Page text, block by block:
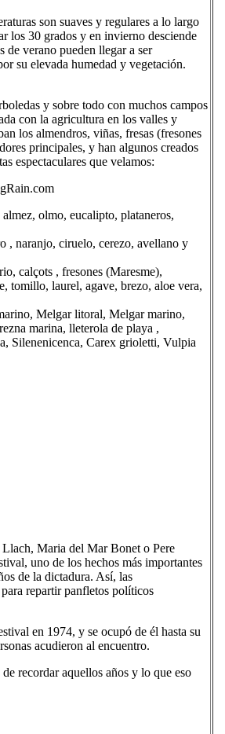
son suaves y regulares a lo largo
los 30 grados y en invierno desciende
de verano pueden llegar a ser
su elevada humedad y vegetación.
y sobre todo con muchos campos
con la agricultura en los valles y
los almendros, viñas, fresas (fresones
principales, y han algunos creados
espectaculares que velamos:
olmo, eucalipto, plataneros,
, naranjo, ciruelo, cerezo, avellano y
calçots , fresones (Maresme),
tomillo, laurel, agave, brezo, aloe vera,
Melgar litoral, Melgar marino,
marina, lleterola de playa ,
Silenenicenca, Carex grioletti, Vulpia
Llach, Maria del Mar Bonet o Pere
uno de los hechos más importantes
de la dictadura. Así, las
repartir panfletos políticos
en 1974, y se ocupó de él hasta su
acudieron al encuentro.
recordar aquellos años y lo que eso